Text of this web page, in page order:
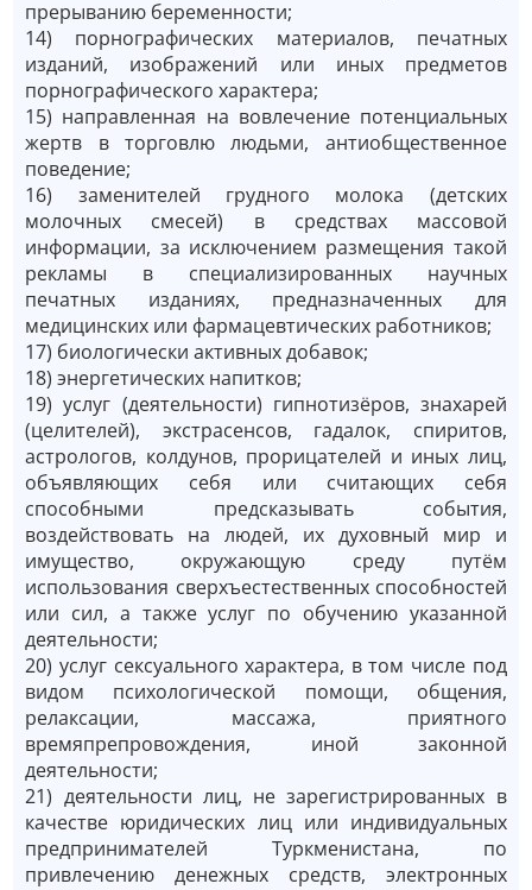
прерыванию беременности;
14) порнографических материалов, печатных
изданий, изображений или иных предметов
порнографического характера;
15) направленная на вовлечение потенциальных
жертв в торговлю людьми, антиобщественное
поведение;
16) заменителей грудного молока (детских
молочных смесей) в средствах массовой
информации, за исключением размещения такой
рекламы в специализированных научных
печатных изданиях, предназначенных для
медицинских или фармацевтических работников;
17) биологически активных добавок;
18) энергетических напитков;
19) услуг (деятельности) гипнотизёров, знахарей
(целителей), экстрасенсов, гадалок, спиритов,
астрологов, колдунов, прорицателей и иных лиц,
объявляющих себя или считающих себя
способными предсказывать события,
воздействовать на людей, их духовный мир и
имущество, окружающую среду путём
использования сверхъестественных способностей
или сил, а также услуг по обучению указанной
деятельности;
20) услуг сексуального характера, в том числе под
видом психологической помощи, общения,
релаксации, массажа, приятного
времяпрепровождения, иной законной
деятельности;
21) деятельности лиц, не зарегистрированных в
качестве юридических лиц или индивидуальных
предпринимателей Туркменистана, по
привлечению денежных средств, электронных